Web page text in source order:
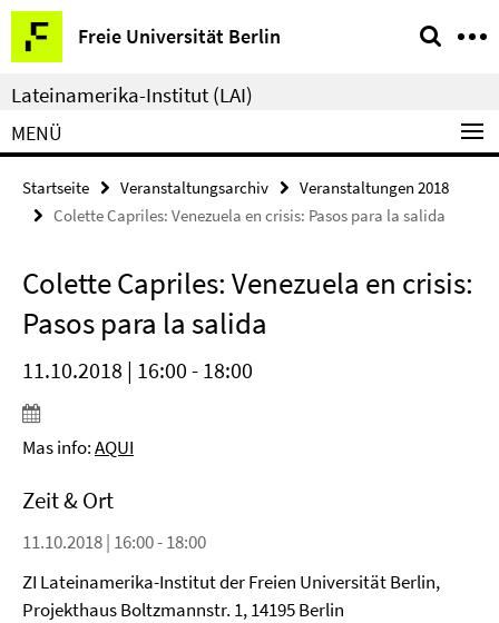
Springe
direkt
zu
Inhalt
Freie Universität Berlin
Service-
Navigation
Lateinamerika-Institut (LAI)
MENÜ
Startseite Veranstaltungsarchiv
Veranstaltungen 2018
Colette Capriles: Venezuela en crisis: Pasos para la salida
Colette Capriles: Venezuela en crisis:
Pasos para la salida
11.10.2018 | 16:00 - 18:00
Mas info:AQUI
Zeit & Ort
11.10.2018 | 16:00 - 18:00
ZI Lateinamerika-Institut der Freien Universität Berlin,
Projekthaus Boltzmannstr. 1, 14195 Berlin